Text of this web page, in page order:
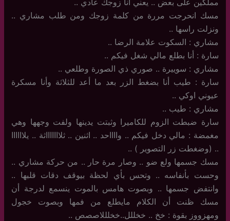
مسك انحرجت مررة من كلمة زوجك ومن طلب مشاري ..
ونزلت راسها ..
مشاري : السكوت علامة الرضا ..
سارة : أنا بطلع مالي شغل فيكم ..
مشاري : سوييرة .. صوري ذي الصورة وطلعي ..
سارة : طيب أنا بضغط الزر بعد ما أعد للثلاثة وأنا مسكرة
عيوني اوكي ..
مشاري : طيب ..
سارة ضبطت الزوم للكاميرا وثبتت يدينها ولفت وجهها وهي
مغمضة : مالي دخل فيكم .. وااااحد .. اثنين .. ثلاااااااثة .. يلاااااا
.. (وضغطت زر التصوير ) ..
مسك جسمها ولع ضو .. وصار مرة حار .. من حركة مشاري ..
وحست بأنفاسه .. وتحس بأي لحظة بيوقف دقات قلبها ..
وانتفض جسمها .. وبصوت هامس بالموت ينسمع لدرجة أن
مسك ظنت أن الكلام مايطلع من فمها وبصوت خجول
ومهزووز بقوة : خخ .. خخللل..خخلللاصصص ..